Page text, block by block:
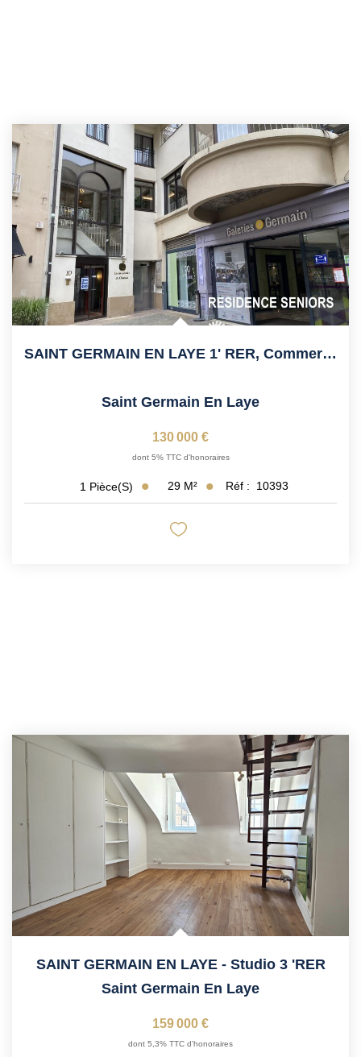
SAINT GERMAIN EN LAYE 1' RER, Commerces Sur Place,...
Saint Germain En Laye
130 000 €
dont 5% TTC d'honoraires
1 Pièce(s) 29 M² Réf : 10393
SAINT GERMAIN EN LAYE - Studio 3 'RER
Saint Germain En Laye
159 000 €
dont 5,3% TTC d'honoraires